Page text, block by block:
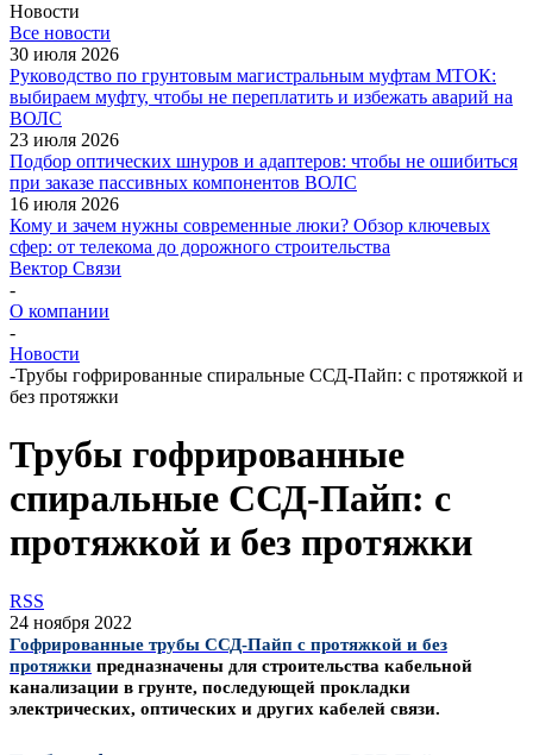
Новости
Все новости
30 июля 2026
Руководство по грунтовым магистральным муфтам МТОК:
выбираем муфту, чтобы не переплатить и избежать аварий на
ВОЛС
23 июля 2026
Подбор оптических шнуров и адаптеров: чтобы не ошибиться
при заказе пассивных компонентов ВОЛС
16 июля 2026
Кому и зачем нужны современные люки? Обзор ключевых
сфер: от телекома до дорожного строительства
Вектор Связи
-
О компании
-
Новости
-Трубы гофрированные спиральные ССД-Пайп: с протяжкой и
без протяжки
Трубы гофрированные
спиральные ССД-Пайп: с
протяжкой и без протяжки
RSS
24 ноября 2022
Гофрированные трубы ССД-Пайп с протяжкой и без
протяжки предназначены для строительства кабельной
канализации в грунте, последующей прокладки
электрических, оптических и других кабелей связи.